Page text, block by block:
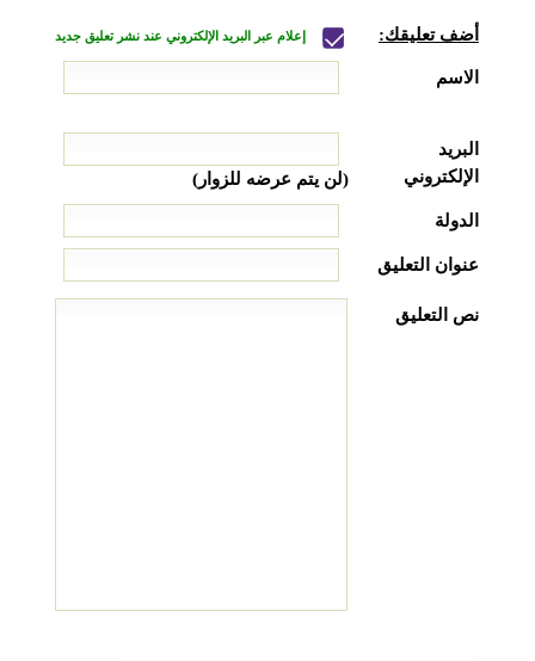
أضف تعليقك: إعلام عبر البريد الإلكتروني عند نشر تعليق جديد
الاسم
البريد
الإلكتروني
(لن يتم عرضه للزوار)
الدولة
عنوان التعليق
نص التعليق